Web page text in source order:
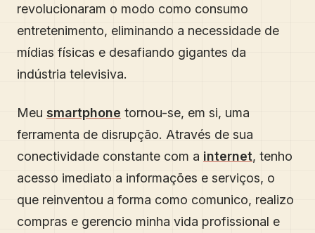
revolucionaram o modo como consumo
entretenimento, eliminando a necessidade de
mídias físicas e desafiando gigantes da
indústria televisiva.
Meu smartphone tornou-se, em si, uma
ferramenta de disrupção. Através de sua
conectividade constante com a internet, tenho
acesso imediato a informações e serviços, o
que reinventou a forma como comunico, realizo
compras e gerencio minha vida profissional e